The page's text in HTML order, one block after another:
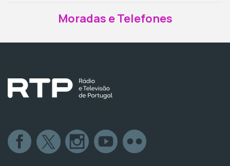
Moradas e Telefones